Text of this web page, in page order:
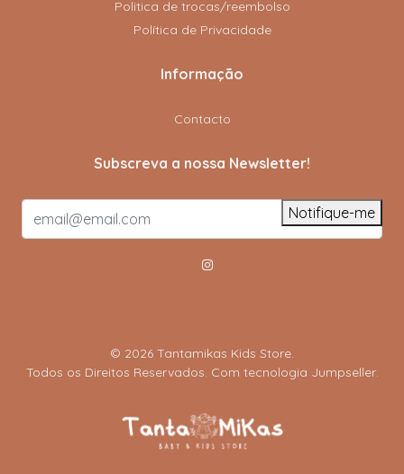
Politica de trocas/reembolso
Política de Privacidade
Informação
Contacto
Subscreva a nossa Newsletter!
Notifique-me
© 2026 Tantamikas Kids Store.
Todos os Direitos Reservados. Com tecnologia Jumpseller.